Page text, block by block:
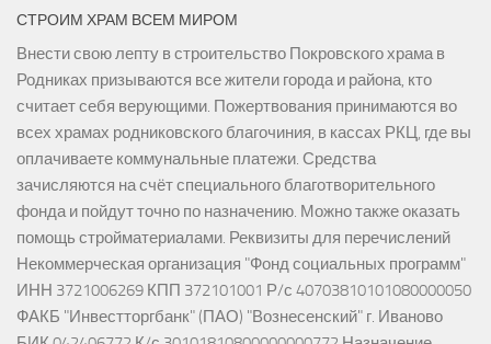
СТРОИМ ХРАМ ВСЕМ МИРОМ
Внести свою лепту в строительство Покровского храма в
Родниках призываются все жители города и района, кто
считает себя верующими. Пожертвования принимаются во
всех храмах родниковского благочиния, в кассах РКЦ, где вы
оплачиваете коммунальные платежи. Средства
зачисляются на счёт специального благотворительного
фонда и пойдут точно по назначению. Можно также оказать
помощь стройматериалами. Реквизиты для перечислений
Некоммерческая организация "Фонд социальных программ"
ИНН 3721006269 КПП 372101001 Р/с 40703810101080000050
ФАКБ "Инвестторгбанк" (ПАО) "Вознесенский" г. Иваново